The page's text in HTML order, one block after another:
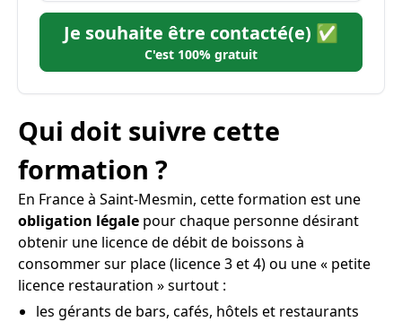
Je souhaite être contacté(e) ✅
C'est 100% gratuit
Qui doit suivre cette
formation ?
En France à Saint-Mesmin, cette formation est une
obligation légale pour chaque personne désirant
obtenir une licence de débit de boissons à
consommer sur place (licence 3 et 4) ou une « petite
licence restauration » surtout :
les gérants de bars, cafés, hôtels et restaurants